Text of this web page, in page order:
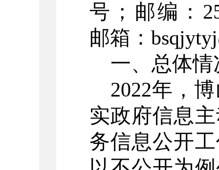
号 ；邮编：
邮箱：
一、总体情
2022年，
实政府信息
务信息公开